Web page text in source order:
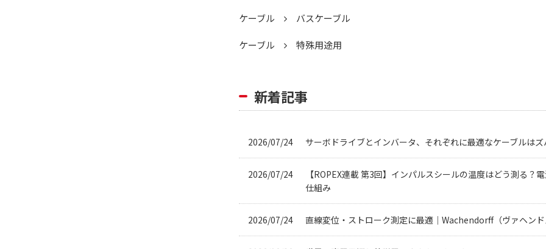
ケーブル バスケーブル
ケーブル 特殊用途用
新着記事
2026/07/24 サーボドライブとインバータ、それぞれに最適なケーブルは
2026/07/24
【ROPEX連載 第3回】インパルスシールの温度はどう測る
仕組み
2026/07/24 直線変位・ストローク測定に最適｜Wachendorff（ヴァヘン